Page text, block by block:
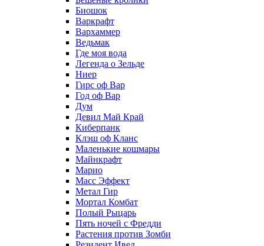
Биошок
Варкрафт
Вархаммер
Ведьмак
Где моя вода
Легенда о Зельде
Ниер
Гирс оф Вар
Год оф Вар
Дум
Девил Май Край
Киберпанк
Клэш оф Кланс
Маленькие кошмары
Майнкрафт
Марио
Масс Эффект
Метал Гир
Мортал Комбат
Полый Рыцарь
Пять ночей с Фредди
Растения против Зомби